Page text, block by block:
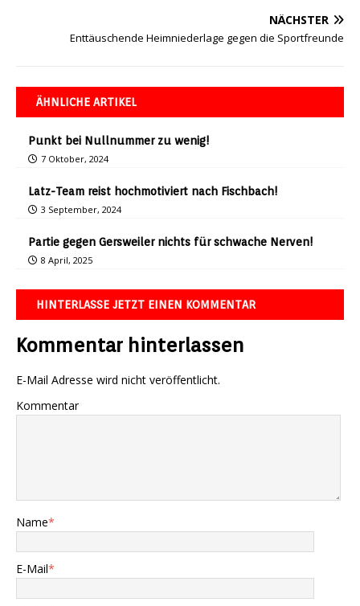
NÄCHSTER
Enttäuschende Heimniederlage gegen die Sportfreunde
ÄHNLICHE ARTIKEL
Punkt bei Nullnummer zu wenig!
7 Oktober, 2024
Latz-Team reist hochmotiviert nach Fischbach!
3 September, 2024
Partie gegen Gersweiler nichts für schwache Nerven!
8 April, 2025
HINTERLASSE JETZT EINEN KOMMENTAR
Kommentar hinterlassen
E-Mail Adresse wird nicht veröffentlicht.
Kommentar
Name*
E-Mail*